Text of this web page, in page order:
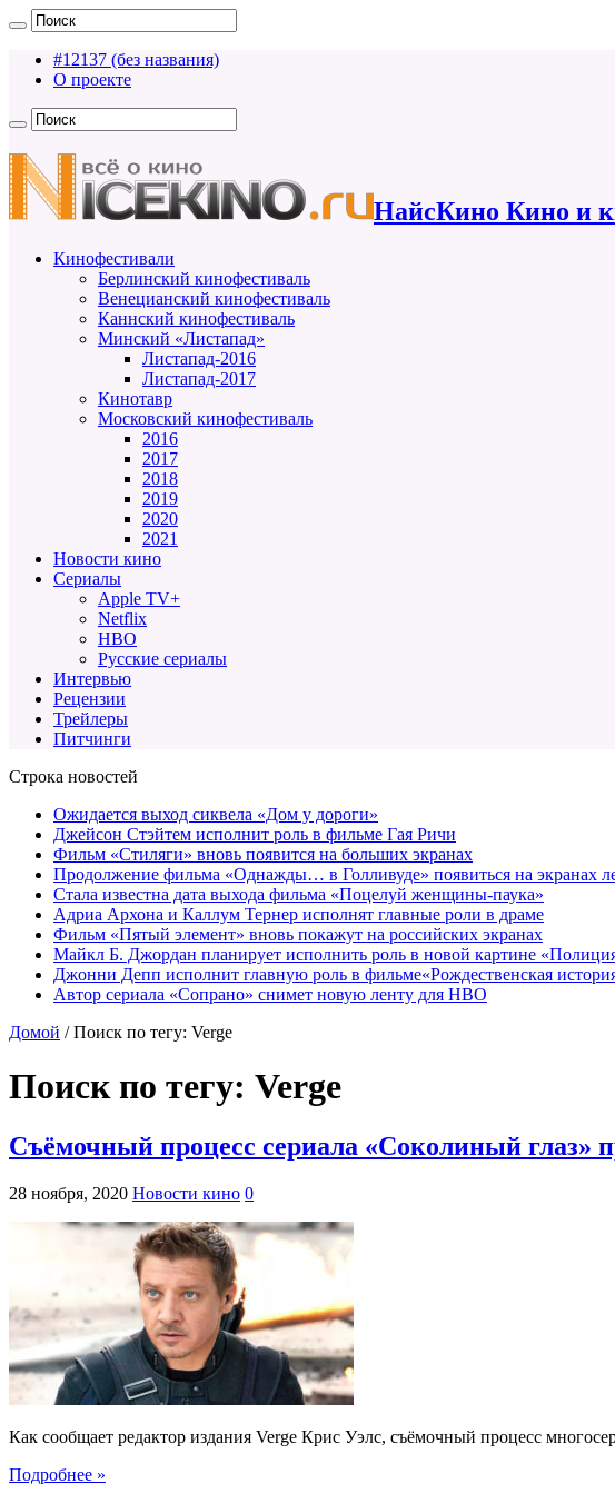
#12137 (без названия)
О проекте
НайсКино Кино и
Кинофестивали
Берлинский кинофестиваль
Венецианский кинофестиваль
Каннский кинофестиваль
Минский «Листапад»
Листапад-2016
Листапад-2017
Кинотавр
Московский кинофестиваль
2016
2017
2018
2019
2020
2021
Новости кино
Сериалы
Apple TV+
Netflix
HBO
Русские сериалы
Интервью
Рецензии
Трейлеры
Питчинги
Строка новостей
Ожидается выход сиквела «Дом у дороги»
Джейсон Стэйтем исполнит роль в фильме Гая Ричи
Фильм «Стиляги» вновь появится на больших экранах
Продолжение фильма «Однажды… в Голливуде» появиться на экранах
Стала известна дата выхода фильма «Поцелуй женщины-паука»
Адриа Архона и Каллум Тернер исполнят главные роли в драме
Фильм «Пятый элемент» вновь покажут на российских экранах
Майкл Б. Джордан планирует исполнить роль в новой картине
Джонни Депп исполнит главную роль в фильме«Рождественская
Автор сериала «Сопрано» снимет новую ленту для HBO
Домой / Поиск по тегу: Verge
Поиск по тегу: Verge
Съёмочный процесс сериала «Соколиный глаз»
28 ноября, 2020 Новости кино 0
Как сообщает редактор издания Verge Крис Уэлс, съёмочный процесс
Подробнее »